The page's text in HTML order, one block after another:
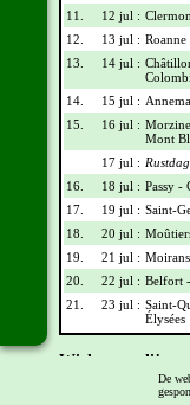
11.
12 jul :
12.
13 jul :
13.
14 jul :
14. 15 jul :
15.
16 jul :
Mont
17 jul : Rustdag
16.
18 jul : Passy -
17.
19 jul : Saint-
18.
20 jul :
19.
21 jul :
20.
22 jul : Belfort
21.
23 jul : Saint-
Élysées
Wielrennerslijst
De